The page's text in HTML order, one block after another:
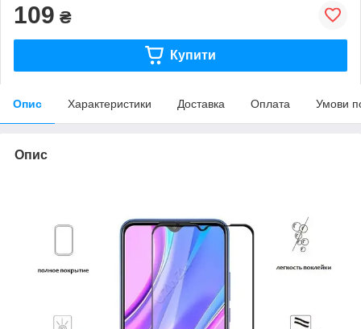
109 ₴
Купити
Опис Характеристики Доставка Оплата Умови
Опис